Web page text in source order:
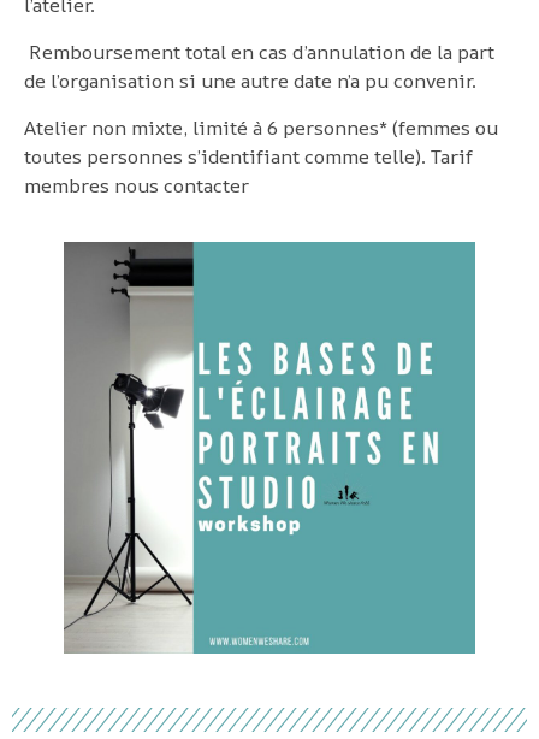
Remboursement total en cas d’annulation de la part
de l’organisation si une autre date n’a pu convenir.
Atelier non mixte, limité à 6 personnes* (femmes ou
toutes personnes s’identifiant comme telle). Tarif
membres nous contacter